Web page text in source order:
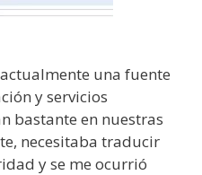
una fuente
y servicios
bastante en nuestras
necesitaba traducir
y se me ocurrió